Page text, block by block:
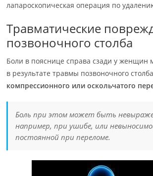
лапароскопическая операция по
Травматические
позвоночного столба
Боли в пояснице справа сзади у женщин
в результате травмы позвоночного
компрессионного или оскольчатого
Боль при этом может быть
например, при ушибе, или
постоянной при переломе.